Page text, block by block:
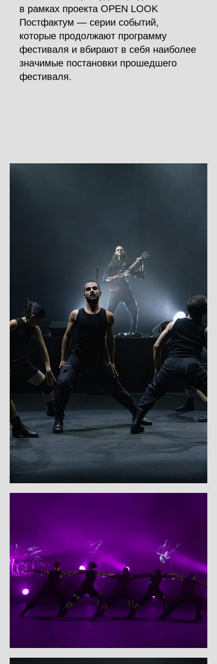
в рамках проекта OPEN LOOK
Постфактум — серии событий,
которые продолжают программу
фестиваля и вбирают в себя наиболее
значимые постановки прошедшего
фестиваля.